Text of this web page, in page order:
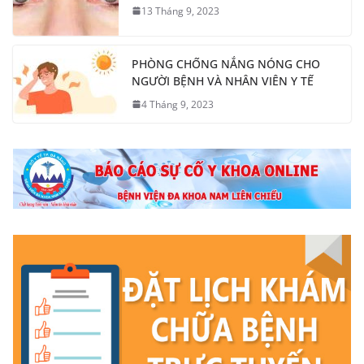
13 Tháng 9, 2023
PHÒNG CHỐNG NẮNG NÓNG CHO
NGƯỜI BỆNH VÀ NHÂN VIÊN Y TẾ
4 Tháng 9, 2023